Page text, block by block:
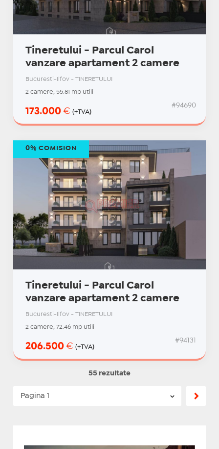
Tineretului - Parcul Carol
vanzare apartament 2 camere
Bucuresti-Ilfov - TINERETULUI
2 camere, 55.81 mp utili
173.000 € (+TVA)
#94690
Tineretului - Parcul Carol
vanzare apartament 2 camere
Bucuresti-Ilfov - TINERETULUI
2 camere, 72.46 mp utili
206.500 € (+TVA)
#94131
0% COMISION
55 rezultate